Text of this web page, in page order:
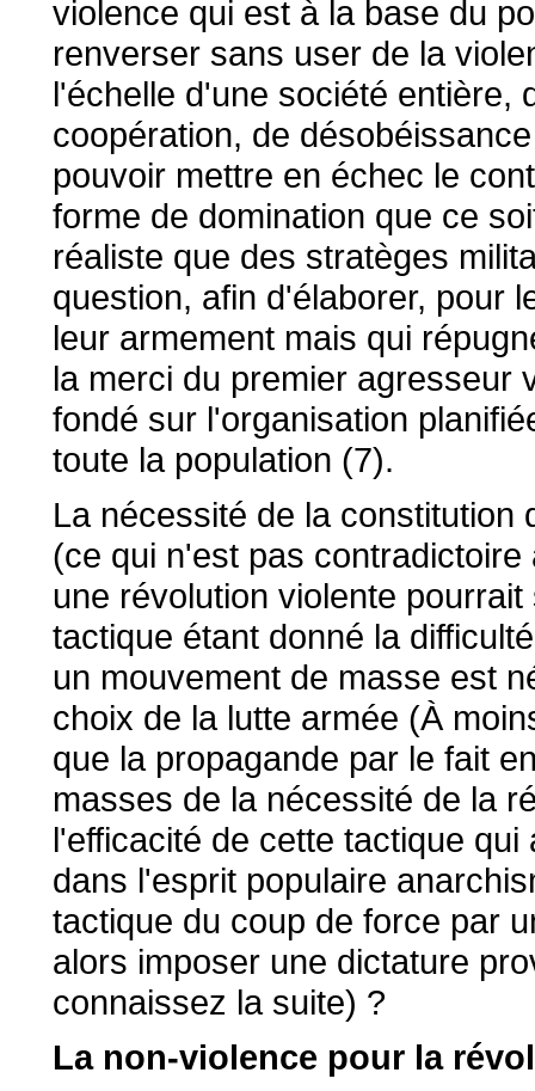
violence qui est à la base du
renverser sans user de la
l'échelle d'une société entière,
coopération, de
pouvoir mettre en échec le
forme de domination que ce
réaliste que des stratèges
question, afin d'élaborer, pour
leur armement mais qui
la merci du premier agresseur
fondé sur l'organisation
toute la population (7).
La nécessité de la constitution
(ce qui n'est pas
une révolution violente
tactique étant donné la
un mouvement de masse est
choix de la lutte armée (À
que la propagande par le fait
masses de la nécessité de la
l'efficacité de cette tactique
dans l'esprit populaire
tactique du coup de force par
alors imposer une dictature
connaissez la suite) ?
La non-violence pour la